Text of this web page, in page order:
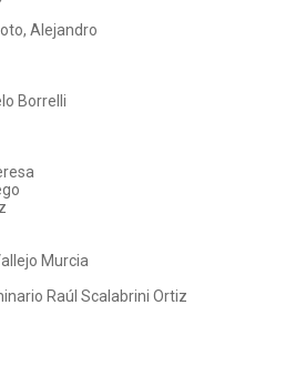
Alejandro
Borrelli
Murcia
Raúl Scalabrini Ortiz